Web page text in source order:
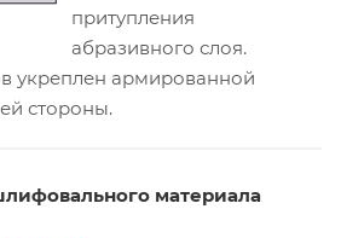
притупления
абразивного слоя.
укреплен армированной
стороны.
материала